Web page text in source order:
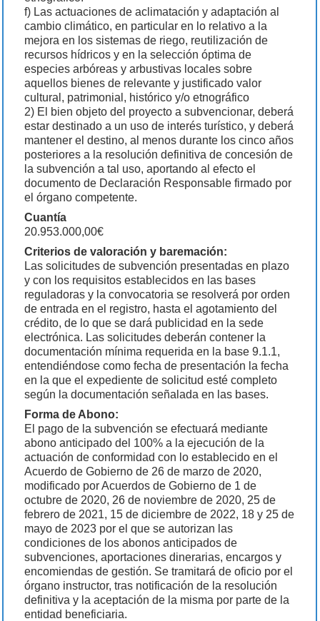
f) Las actuaciones de aclimatación y adaptación al
cambio climático, en particular en lo relativo a la
mejora en los sistemas de riego, reutilización de
recursos hídricos y en la selección óptima de
especies arbóreas y arbustivas locales sobre
aquellos bienes de relevante y justificado valor
cultural, patrimonial, histórico y/o etnográfico
2) El bien objeto del proyecto a subvencionar, deberá
estar destinado a un uso de interés turístico, y deberá
mantener el destino, al menos durante los cinco años
posteriores a la resolución definitiva de concesión de
la subvención a tal uso, aportando al efecto el
documento de Declaración Responsable firmado por
el órgano competente.
Cuantía
20.953.000,00€
Criterios de valoración y baremación:
Las solicitudes de subvención presentadas en plazo
y con los requisitos establecidos en las bases
reguladoras y la convocatoria se resolverá por orden
de entrada en el registro, hasta el agotamiento del
crédito, de lo que se dará publicidad en la sede
electrónica. Las solicitudes deberán contener la
documentación mínima requerida en la base 9.1.1,
entendiéndose como fecha de presentación la fecha
en la que el expediente de solicitud esté completo
según la documentación señalada en las bases.
Forma de Abono:
El pago de la subvención se efectuará mediante
abono anticipado del 100% a la ejecución de la
actuación de conformidad con lo establecido en el
Acuerdo de Gobierno de 26 de marzo de 2020,
modificado por Acuerdos de Gobierno de 1 de
octubre de 2020, 26 de noviembre de 2020, 25 de
febrero de 2021, 15 de diciembre de 2022, 18 y 25 de
mayo de 2023 por el que se autorizan las
condiciones de los abonos anticipados de
subvenciones, aportaciones dinerarias, encargos y
encomiendas de gestión. Se tramitará de oficio por el
órgano instructor, tras notificación de la resolución
definitiva y la aceptación de la misma por parte de la
entidad beneficiaria.